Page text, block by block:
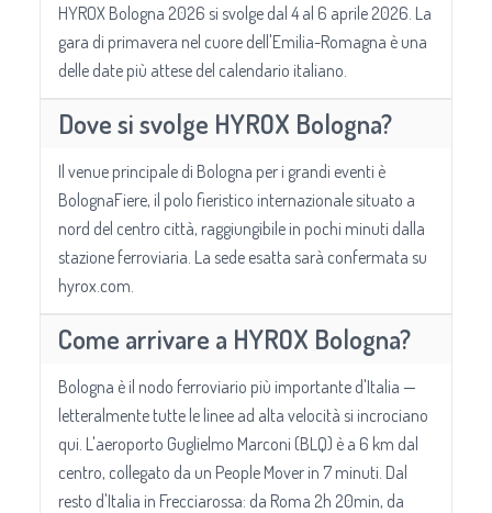
HYROX Bologna 2026 si svolge dal 4 al 6 aprile 2026. La
gara di primavera nel cuore dell'Emilia-Romagna è una
delle date più attese del calendario italiano.
Dove si svolge HYROX Bologna?
Il venue principale di Bologna per i grandi eventi è
BolognaFiere, il polo fieristico internazionale situato a
nord del centro città, raggiungibile in pochi minuti dalla
stazione ferroviaria. La sede esatta sarà confermata su
hyrox.com.
Come arrivare a HYROX Bologna?
Bologna è il nodo ferroviario più importante d'Italia —
letteralmente tutte le linee ad alta velocità si incrociano
qui. L'aeroporto Guglielmo Marconi (BLQ) è a 6 km dal
centro, collegato da un People Mover in 7 minuti. Dal
resto d'Italia in Frecciarossa: da Roma 2h 20min, da